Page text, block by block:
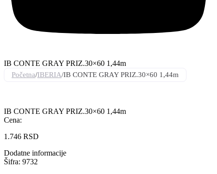
IB CONTE GRAY PRIZ.30×60 1,44m
Početna/IBERIA/IB CONTE GRAY PRIZ.30×60 1,44m
IB CONTE GRAY PRIZ.30×60 1,44m
Cena:
1.746 RSD
Dodatne informacije
Šifra: 9732